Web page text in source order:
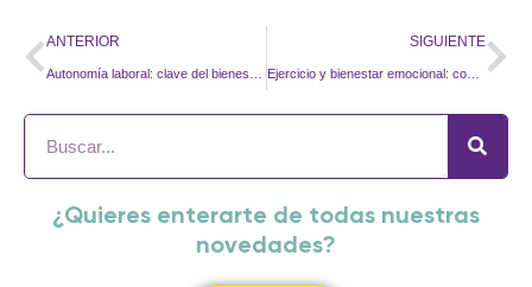
ANTERIOR SIGUIENTE
Ejercicio y bienestar emocional: conoce los beneficios
¿Quieres enterarte de todas nuestras
novedades?